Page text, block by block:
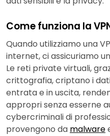
Come funziona la
Quando utilizziamo una
internet, ci assicuriamo
Le reti private virtuali,
crittografia, criptano i
entrata e in uscita,
appropri senza esserne
cybercriminali di
provengono da malware